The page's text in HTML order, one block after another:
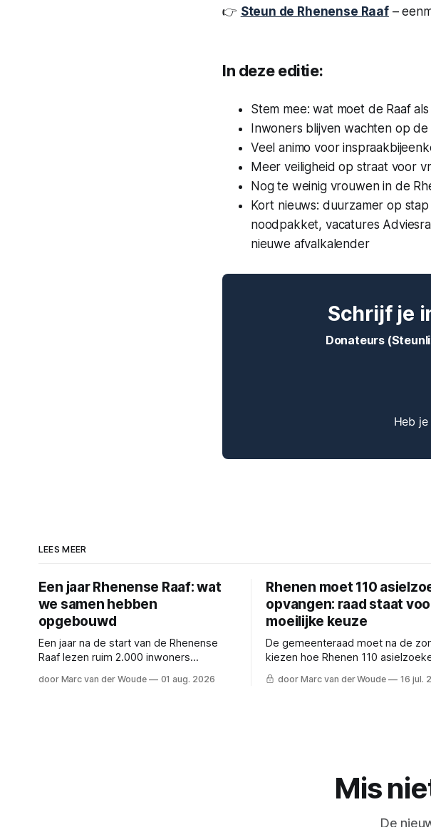
👉 Steun de Rhenense Raaf–
In deze editie:
Stem mee: wat moet de Raaf
Inwoners blijven wachten op
Veel animo voor
Meer veiligheid op straat voor
Nog te weinig vrouwen in de
Kort nieuws: duurzamer op
noodpakket, vacatures
nieuwe afvalkalender
Schrijf je
Donateurs
Heb
LEES MEER
Een jaar Rhenense Raaf: wat
we samen hebben
opgebouwd
Een jaar na de start van de Rhenense
Raaf lezen ruim 2.000 inwoners
samen hebben opgebouwd.
door Marc van der Woude 01 aug. 2026
Rhenen moet 110
opvangen: raad staat
moeilijke keuze
De gemeenteraad moet na de
kiezen hoe Rhenen 110
gaat opvangen. De Rhenense
de dilemma's en de vier
door Marc van der Woude 16 jul.
Mis
De